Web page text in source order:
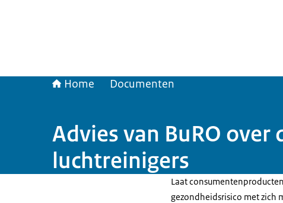
Home Documenten
Advies van BuRO over
luchtreinigers
Laat
gezondheidsrisico met zich